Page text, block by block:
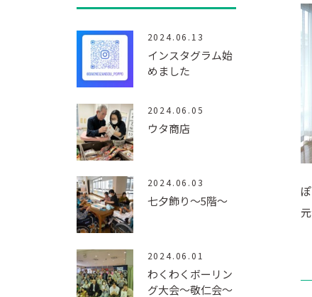
2024.06.13
インスタグラム始
めました
2024.06.05
ウタ商店
2024.06.03
七夕飾り～5階～
2024.06.01
わくわくボーリン
グ大会～敬仁会～